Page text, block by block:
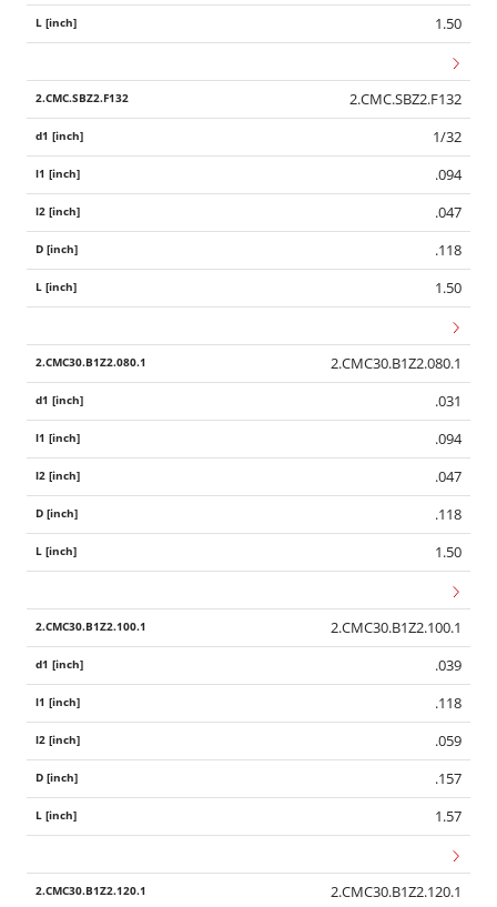
1.50
2.CMC.SBZ2.F132
1/32
.094
.047
.118
1.50
2.CMC30.B1Z2.080.1
.031
.094
.047
.118
1.50
2.CMC30.B1Z2.100.1
.039
.118
.059
.157
1.57
2.CMC30.B1Z2.120.1